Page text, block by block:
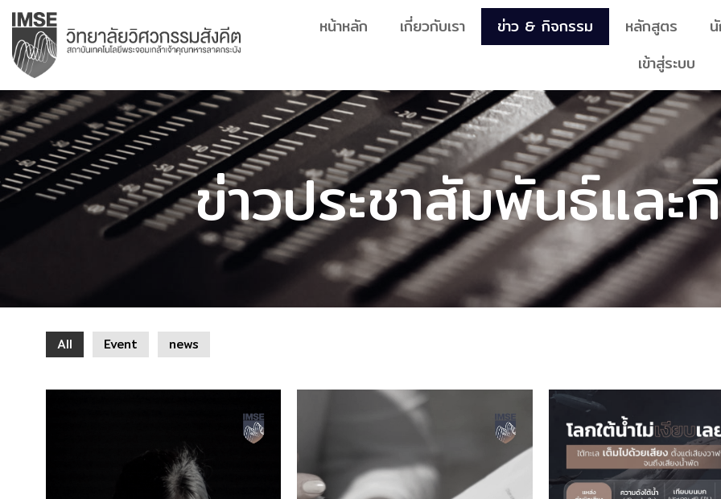
Skip
to
content
หน้าหลัก เกี่ยวกับเรา ข่าว & กิจกรรม หลักสูตร
เข้าสู่ระบบ
ข่าวประชาสัมพันธ์และ
All Event news